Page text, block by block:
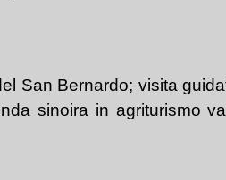
San Bernardo; visita
sinoira in agriturismo